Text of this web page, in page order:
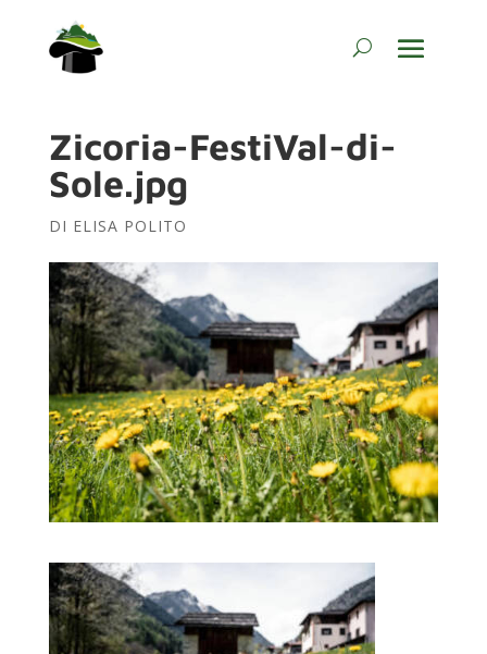
Zicoria-FestiVal-di-
Sole.jpg
DI ELISA POLITO